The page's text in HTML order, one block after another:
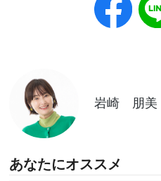
岩崎 朋美
あなたにオススメ